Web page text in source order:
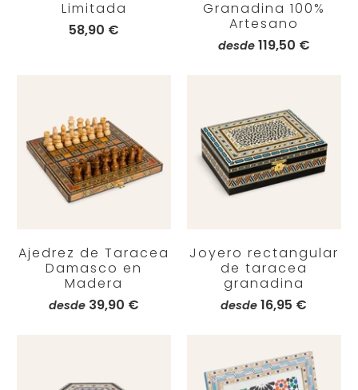
Limitada
58,90 €
Granadina 100%
Artesano
desde 119,50 €
Ajedrez de Taracea
Damasco en
Madera
desde 39,90 €
Joyero rectangular
de taracea
granadina
desde 16,95 €